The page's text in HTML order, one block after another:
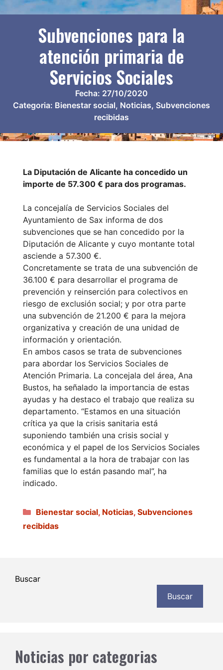
Subvenciones para la
atención primaria de
Servicios Sociales
Fecha: 27/10/2020
Categoria: Bienestar social, Noticias, Subvenciones
recibidas
La Diputación de Alicante ha concedido un
importe de 57.300 € para dos programas.
La concejalía de Servicios Sociales del
Ayuntamiento de Sax informa de dos
subvenciones que se han concedido por la
Diputación de Alicante y cuyo montante total
asciende a 57.300 €.
Concretamente se trata de una subvención de
36.100 € para desarrollar el programa de
prevención y reinserción para colectivos en
riesgo de exclusión social; y por otra parte
una subvención de 21.200 € para la mejora
organizativa y creación de una unidad de
información y orientación.
En ambos casos se trata de subvenciones
para abordar los Servicios Sociales de
Atención Primaria. La concejala del área, Ana
Bustos, ha señalado la importancia de estas
ayudas y ha destaco el trabajo que realiza su
departamento. “Estamos en una situación
crítica ya que la crisis sanitaria está
suponiendo también una crisis social y
económica y el papel de los Servicios Sociales
es fundamental a la hora de trabajar con las
familias que lo están pasando mal”, ha
indicado.
Categorías
Bienestar social, Noticias, Subvenciones
recibidas
Buscar
Buscar
Noticias por categorias